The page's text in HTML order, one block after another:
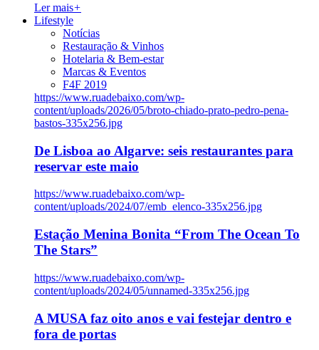
Ler mais+
Lifestyle
Notícias
Restauração & Vinhos
Hotelaria & Bem-estar
Marcas & Eventos
F4F 2019
https://www.ruadebaixo.com/wp-
content/uploads/2026/05/broto-chiado-prato-pedro-pena-
bastos-335x256.jpg
De Lisboa ao Algarve: seis restaurantes para
reservar este maio
https://www.ruadebaixo.com/wp-
content/uploads/2024/07/emb_elenco-335x256.jpg
Estação Menina Bonita “From The Ocean To
The Stars”
https://www.ruadebaixo.com/wp-
content/uploads/2024/05/unnamed-335x256.jpg
A MUSA faz oito anos e vai festejar dentro e
fora de portas